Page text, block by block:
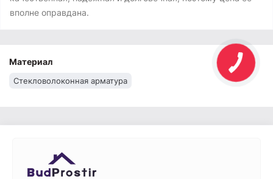
вполне оправдана.
Материал
Стекловолоконная арматура